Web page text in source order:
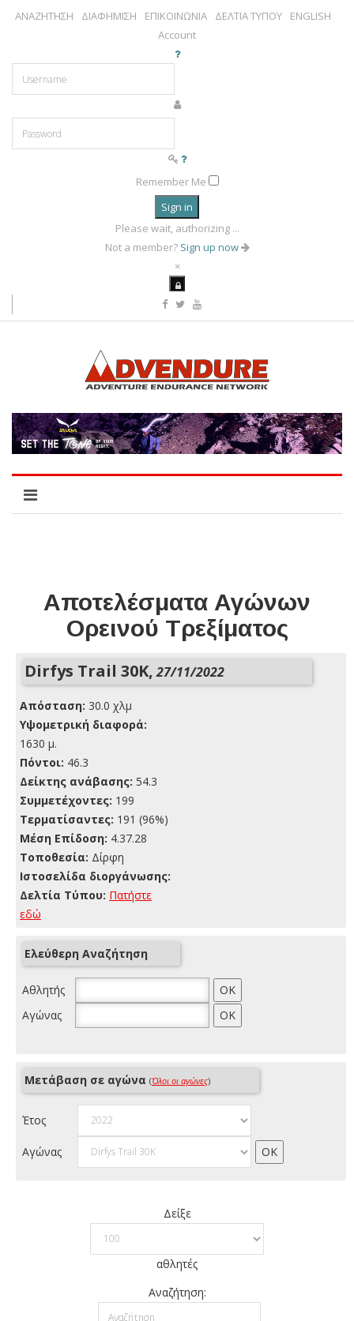
ΑΝΑΖΗΤΗΣΗ ΔΙΑΦΗΜΙΣΗ ΕΠΙΚΟΙΝΩΝΙΑ ΔΕΛΤΙΑ ΤΥΠΟΥ
ENGLISH
Account
Remember Me
Sign in
Please wait, authorizing ...
Not a member? Sign up now
×
Αποτελέσματα Αγώνων
Ορεινού Τρεξίματος
Dirfys Trail 30K,27/11/2022
Απόσταση: 30.0 χλμ
Yψομετρική διαφορά:
1630 μ.
Πόντοι: 46.3
Δείκτης ανάβασης: 54.3
Συμμετέχοντες: 199
Τερματίσαντες: 191 (96%)
Μέση Επίδοση: 4.37.28
Τοποθεσία: Δίρφη
Ιστοσελίδα διοργάνωσης:
Δελτία Τύπου: Πατήστε
εδώ
Ελεύθερη Αναζήτηση
Αθλητής
Αγώνας
Μετάβαση σε αγώνα (Όλοι οι αγώνες)
Έτος
Αγώνας
Δείξε
αθλητές
Αναζήτηση: